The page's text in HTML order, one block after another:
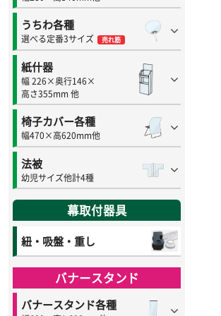
うちわ各種
選べる定番3サイズ 売れ筋
紙什器
幅 226×奥行146×
高さ355mm 他
椅子カバー各種
幅470×高620mm他
法被
幼児サイズ他計4種
幕取付器具
紐・吸盤・重し
バナースタンド
バナースタンド各種